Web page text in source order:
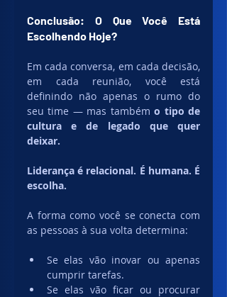
Conclusão: O Que Você Está
Escolhendo Hoje?
Em cada conversa, em cada decisão,
em cada reunião, você está
definindo não apenas o rumo do
seu time — mas também o tipo de
cultura e de legado que quer
deixar.
Liderança é relacional. É humana. É
escolha.
A forma como você se conecta com
as pessoas à sua volta determina:
Se elas vão inovar ou apenas
cumprir tarefas.
Se elas vão ficar ou procurar